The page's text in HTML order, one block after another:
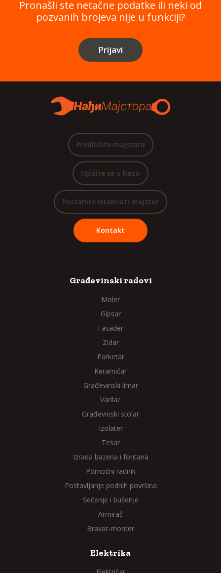
Pronašli ste netačne podatke ili neki od
pozvanih brojeva nije u funkciji?
Prijavi
Predložite majstora
Upišite se u bazu
Postanite istaknuti majstor
Kontakt
Građevinski radovi
Moler
Gipsar
Fasader
Zidar
Parketar
Keramičar
Građevinski limar
Varilac
Građevinski stolar
Izolater
Tesar
Izrada bazena i fontana
Pomoćni radnik
Postavljanje podnih površina
Sečenje i bušenje
Armirač
Bravar-monter
Elektrika